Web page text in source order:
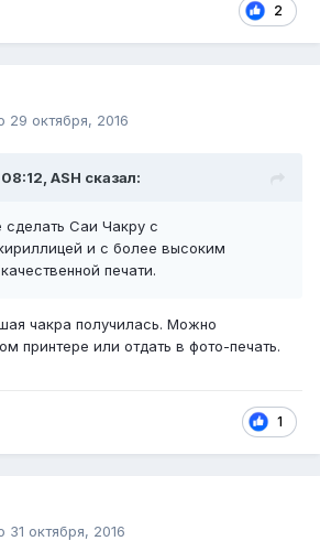
2
29 октября, 2016
ASH сказал:
Саи Чакру с
и с более высоким
печати.
чакра получилась. Можно
принтере или отдать в фото-печать.
1
31 октября, 2016